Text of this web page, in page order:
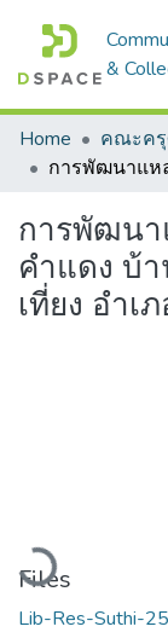
&
Home คณะค
การพัฒนา
คำแดง บ้
เที่ยง อำ
Loading...
Files
Lib-Res-Suthi-